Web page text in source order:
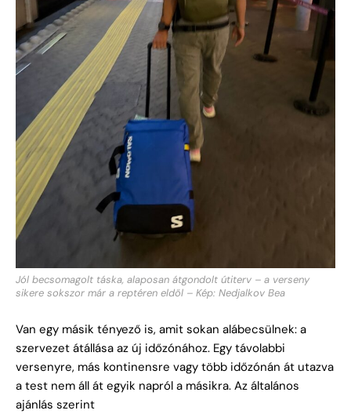
Jól becsomagolt táska, alaposan átgondolt útiterv – a verseny
sikere sokszor már a reptéren eldől – Kép: Nedjalkov Bea
Van egy másik tényező is, amit sokan alábecsülnek: a
szervezet átállása az új időzónához. Egy távolabbi
versenyre, más kontinensre vagy több időzónán át utazva
a test nem áll át egyik napról a másikra. Az általános
ajánlás szerint